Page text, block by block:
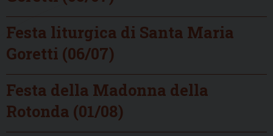
Festa liturgica di Santa Maria
Goretti (06/07)
Festa della Madonna della
Rotonda (01/08)